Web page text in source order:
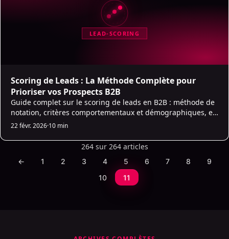
LEAD-SCORING
Scoring de Leads : La Méthode Complète pour
Prioriser vos Prospects B2B
Guide complet sur le scoring de leads en B2B : méthode de
notation, critères comportementaux et démographiques, et
comment l'IA automatise la priorisation des prospects pour
22 févr. 2026·10 min
264 sur 264 articles
← 1 2 3 4 5 6 7 8
9
10
11